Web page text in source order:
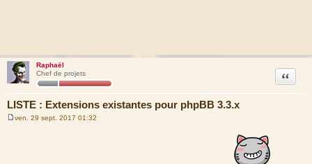
Raphaël
Chef de projets
LISTE : Extensions existantes pour phpBB 3.3.x
Citation
ven. 29 sept. 2017 01:32